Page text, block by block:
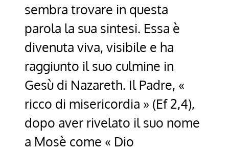
sembra trovare in questa
parola la sua sintesi. Essa è
divenuta viva, visibile e ha
raggiunto il suo culmine in
Gesù di Nazareth. Il Padre, «
ricco di misericordia » (Ef 2,4),
dopo aver rivelato il suo nome
a Mosè come « Dio